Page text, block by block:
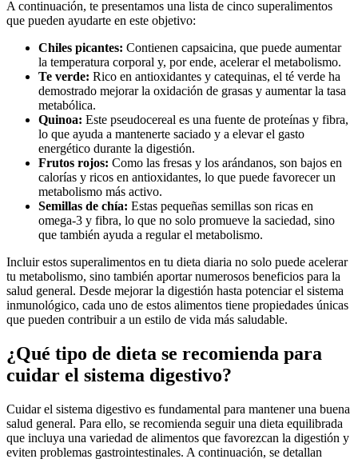
A continuación, te presentamos una lista de cinco superalimentos
que pueden ayudarte en este objetivo:
Chiles picantes: Contienen capsaicina, que puede aumentar
la temperatura corporal y, por ende, acelerar el metabolismo.
Te verde: Rico en antioxidantes y catequinas, el té verde ha
demostrado mejorar la oxidación de grasas y aumentar la tasa
metabólica.
Quinoa: Este pseudocereal es una fuente de proteínas y fibra,
lo que ayuda a mantenerte saciado y a elevar el gasto
energético durante la digestión.
Frutos rojos: Como las fresas y los arándanos, son bajos en
calorías y ricos en antioxidantes, lo que puede favorecer un
metabolismo más activo.
Semillas de chía: Estas pequeñas semillas son ricas en
omega-3 y fibra, lo que no solo promueve la saciedad, sino
que también ayuda a regular el metabolismo.
Incluir estos superalimentos en tu dieta diaria no solo puede acelerar
tu metabolismo, sino también aportar numerosos beneficios para la
salud general. Desde mejorar la digestión hasta potenciar el sistema
inmunológico, cada uno de estos alimentos tiene propiedades únicas
que pueden contribuir a un estilo de vida más saludable.
¿Qué tipo de dieta se recomienda para
cuidar el sistema digestivo?
Cuidar el sistema digestivo es fundamental para mantener una buena
salud general. Para ello, se recomienda seguir una dieta equilibrada
que incluya una variedad de alimentos que favorezcan la digestión y
eviten problemas gastrointestinales. A continuación, se detallan